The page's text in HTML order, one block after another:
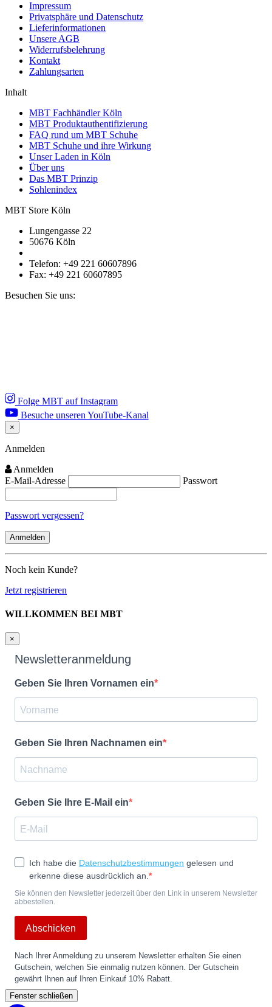
Impressum
Privatsphäre und Datenschutz
Lieferinformationen
Unsere AGB
Widerrufsbelehrung
Kontakt
Zahlungsarten
Inhalt
MBT Fachhändler Köln
MBT Produktauthentifizierung
FAQ rund um MBT Schuhe
MBT Schuhe und ihre Wirkung
Unser Laden in Köln
Über uns
Das MBT Prinzip
Sohlenindex
MBT Store Köln
Lungengasse 22
50676 Köln
Telefon: +49 221 60607896
Fax: +49 221 60607895
Besuchen Sie uns:
Folge MBT auf Instagram
Besuche unseren YouTube-Kanal
×
Close
Anmelden
Anmelden
E-Mail-Adresse
Passwort
Passwort vergessen?
Noch kein Kunde?
Jetzt registrieren
WILLKOMMEN BEI MBT
×
Newsletteranmeldung
Geben Sie Ihren Vornamen ein
Geben Sie Ihren Nachnamen ein
Geben Sie Ihre E-Mail ein
Ich habe die Datenschutzbestimmungen gelesen und
erkenne diese ausdrücklich an.
Sie können den Newsletter jederzeit über den Link in unserem Newsletter
abbestellen.
Abschicken
Nach Ihrer Anmeldung zu unserem Newsletter erhalten Sie einen
Gutschein, welchen Sie einmalig nutzen können. Der Gutschein
gewährt Ihnen auf Ihren Einkauf 10% Rabatt.
Fenster schließen